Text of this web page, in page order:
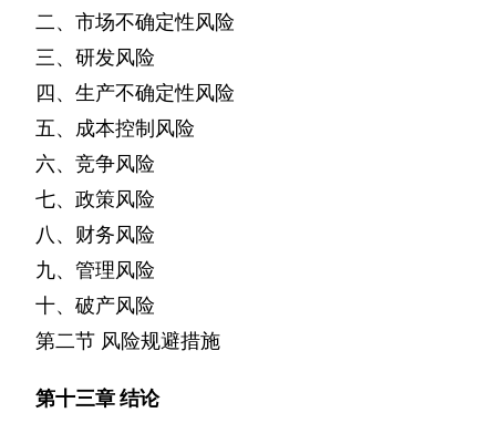
二、市场不确定性风险
三、研发风险
四、生产不确定性风险
五、成本控制风险
六、竞争风险
七、政策风险
八、财务风险
九、管理风险
十、破产风险
第二节 风险规避措施
第十三章结论